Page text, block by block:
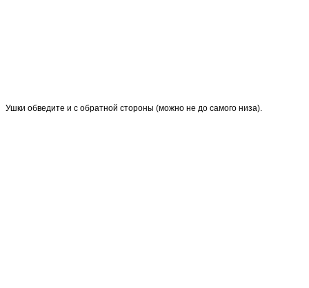
Ушки обведите и с обратной стороны (можно не до самого низа).